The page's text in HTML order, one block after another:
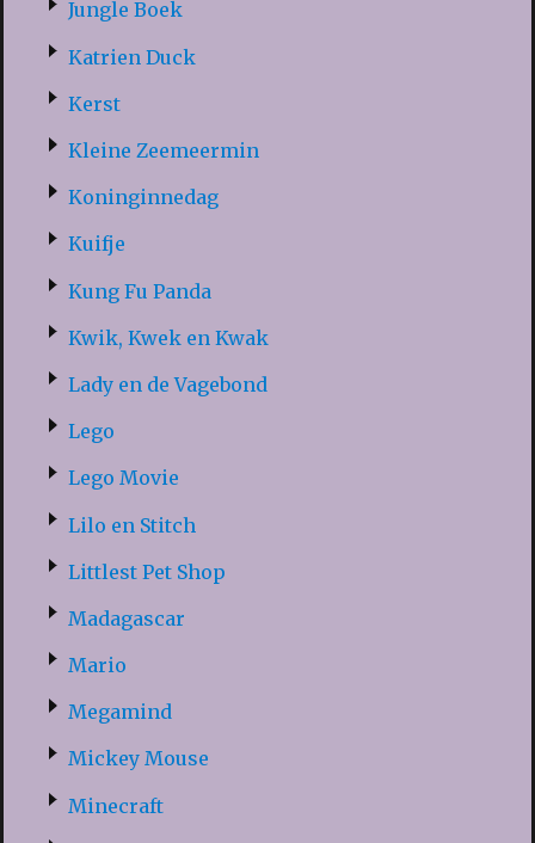
Jungle Boek
Katrien Duck
Kerst
Kleine Zeemeermin
Koninginnedag
Kuifje
Kung Fu Panda
Kwik, Kwek en Kwak
Lady en de Vagebond
Lego
Lego Movie
Lilo en Stitch
Littlest Pet Shop
Madagascar
Mario
Megamind
Mickey Mouse
Minecraft